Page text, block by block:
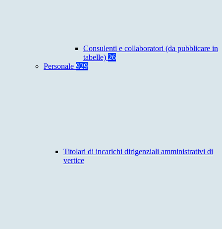
Consulenti e collaboratori (da pubblicare in
tabelle) 26
Personale 929
Titolari di incarichi dirigenziali amministrativi di
vertice